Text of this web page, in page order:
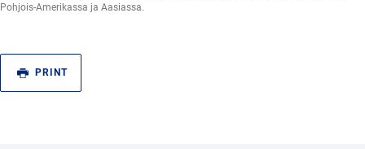
Pohjois-Amerikassa ja Aasiassa.
PRINT